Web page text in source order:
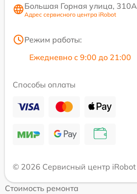
Большая Горная улица, 310А
Адрес сервисного центра iRobot
Режим работы:
Ежедневно с 9:00 до 21:00
Способы оплаты
© 2026 Сервисный центр iRobot
Стоимость ремонта